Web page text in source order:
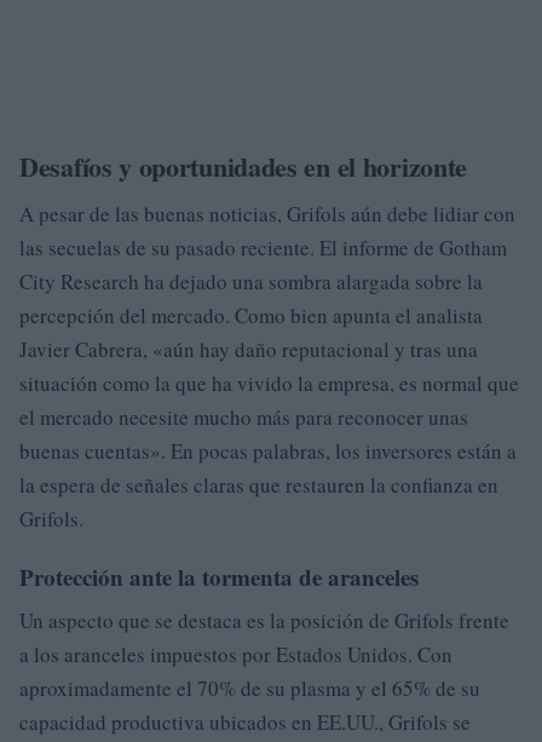
Desafíos y oportunidades en el horizonte
A pesar de las buenas noticias, Grifols aún debe lidiar con
las secuelas de su pasado reciente. El informe de Gotham
City Research ha dejado una sombra alargada sobre la
percepción del mercado. Como bien apunta el analista
Javier Cabrera, «aún hay daño reputacional y tras una
situación como la que ha vivido la empresa, es normal que
el mercado necesite mucho más para reconocer unas
buenas cuentas». En pocas palabras, los inversores están a
la espera de señales claras que restauren la confianza en
Grifols.
Protección ante la tormenta de aranceles
Un aspecto que se destaca es la posición de Grifols frente
a los aranceles impuestos por Estados Unidos. Con
aproximadamente el 70% de su plasma y el 65% de su
capacidad productiva ubicados en EE.UU., Grifols se